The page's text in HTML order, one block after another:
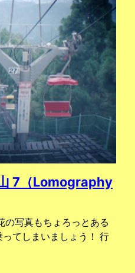
7（Lomography
の写真もちょろっとある
てしまいましょう！ 行